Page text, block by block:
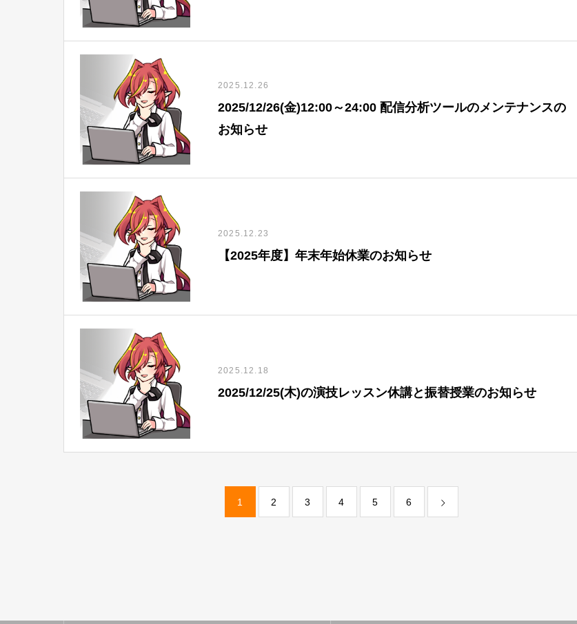
2025.12.26
2025/12/26(金)12:00～24:00 配信分析ツールのメンテナンスの
お知らせ
2025.12.23
【2025年度】年末年始休業のお知らせ
2025.12.18
2025/12/25(木)の演技レッスン休講と振替授業のお知らせ
1 2 3 4 5 6